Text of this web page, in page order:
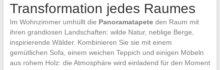
Transformation jedes Raumes
Im Wohnzimmer umhüllt die Panoramatapeteden Raum mit
ihren grandiosen Landschaften: wilde Natur, neblige Berge,
inspirierende Wälder. Kombinieren Sie sie mit einem
gemütlichen Sofa, einem weichen Teppich und einigen Möbeln
aus rohem Holz: die Atmosphäre wird einladend für den Moment